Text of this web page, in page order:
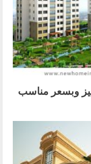
وبسعر مناسب